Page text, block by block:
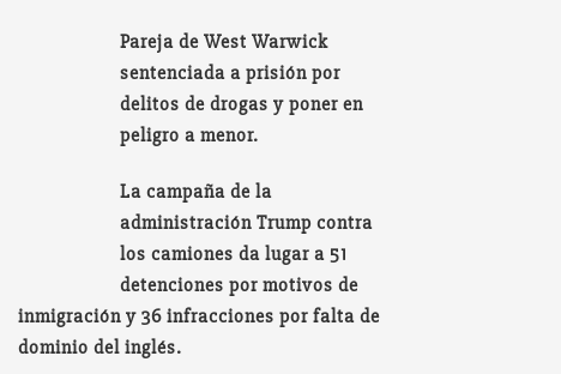
Pareja de West Warwick
sentenciada a prisión por
delitos de drogas y poner en
peligro a menor.
La campaña de la
administración Trump contra
los camiones da lugar a 51
detenciones por motivos de
inmigración y 36 infracciones por falta de
dominio del inglés.